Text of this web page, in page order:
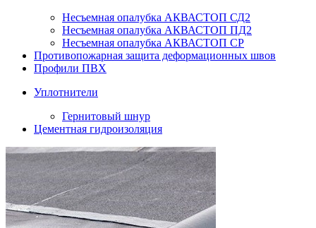
Несъемная опалубка АКВАСТОП СД2
Несъемная опалубка АКВАСТОП ПД2
Несъемная опалубка АКВАСТОП СР
Противопожарная защита деформационных швов
Профили ПВХ
Уплотнители
Гернитовый шнур
Цементная гидроизоляция